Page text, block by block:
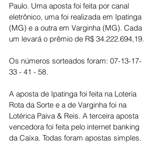
Paulo. Uma aposta foi feita por canal
eletrônico, uma foi realizada em Ipatinga
(MG) e a outra em Varginha (MG). Cada
um levará o prêmio de R$ 34.222.694,19.
Os números sorteados foram: 07-13-17-
33 - 41 - 58.
A aposta de Ipatinga foi feita na Loteria
Rota da Sorte e a de Varginha foi na
Lotérica Paiva & Reis. A terceira aposta
vencedora foi feita pelo internet banking
da Caixa. Todas foram apostas simples.